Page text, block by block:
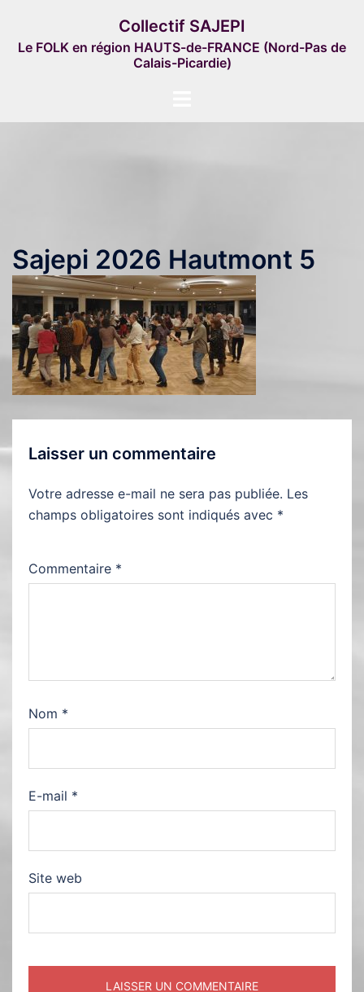
contenu
Collectif SAJEPI
Le FOLK en région HAUTS-de-FRANCE (Nord-Pas de
Calais-Picardie)
Sajepi 2026 Hautmont 5
Laisser un commentaire
Votre adresse e-mail ne sera pas publiée. Les
champs obligatoires sont indiqués avec *
Commentaire *
Nom *
E-mail *
Site web